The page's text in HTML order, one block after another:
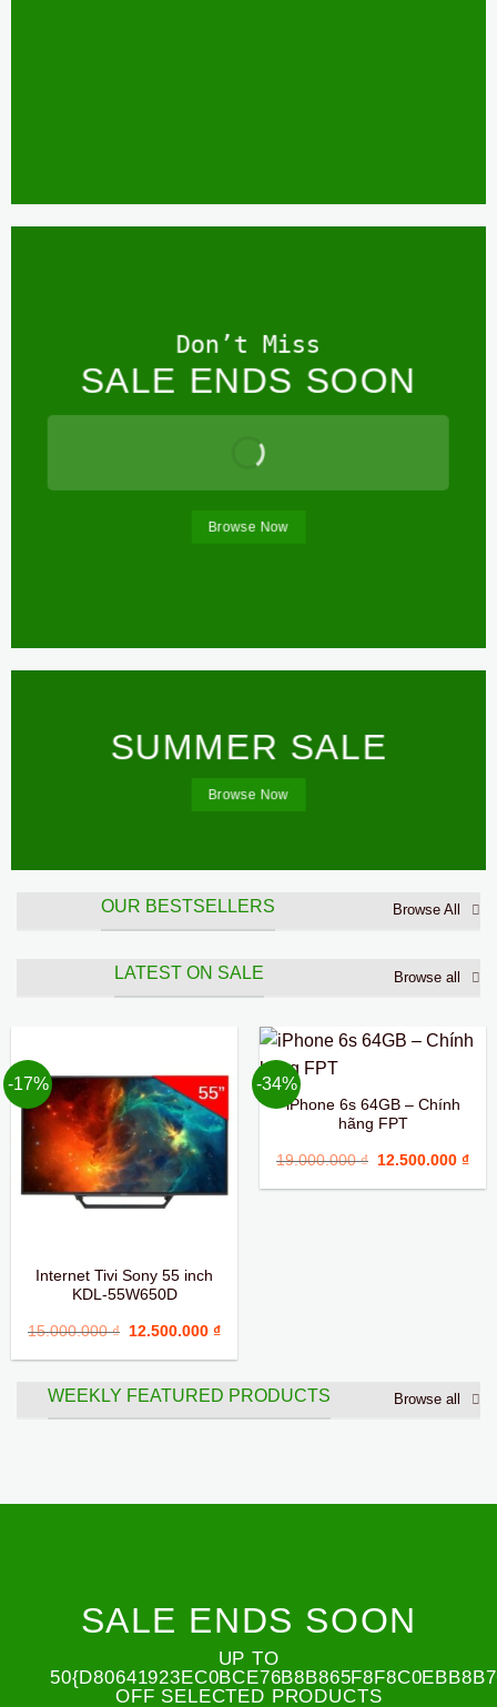
Don’t Miss
SALE ENDS SOON
Browse Now
SUMMER SALE
Browse Now
OUR BESTSELLERS Browse All
LATEST ON SALE Browse all
-17%
Internet Tivi Sony 55 inch
KDL-55W650D
15.000.000₫
Giá
là:
12.500.000₫Giá
tại
12.500.000 ₫.
-34%
iPhone 6s 64GB – Chính
hãng FPT
19.000.000₫
Giá
là:
12.500.000₫Giá
tại
WEEKLY FEATURED PRODUCTS Browse all
SALE ENDS SOON
UP TO
OFF SELECTED PRODUCTS